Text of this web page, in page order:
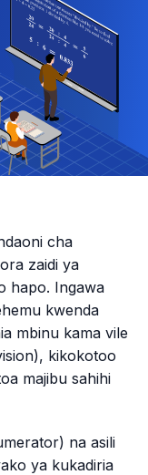
cha
zaidi ya
hapo. Ingawa
kwenda
mbinu kama vile
kikokotoo
majibu sahihi
na asili
ya kukadiria